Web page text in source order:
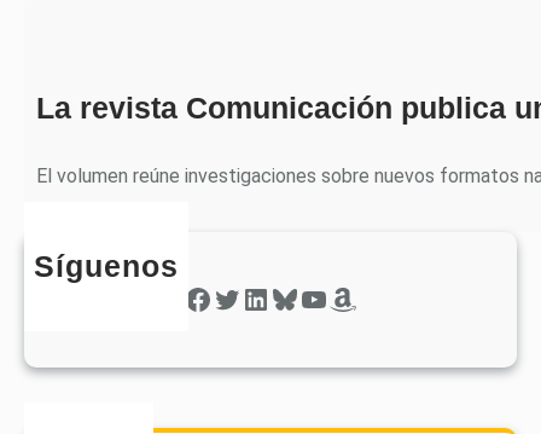
La revista Comunicación publica
El volumen reúne investigaciones sobre nuevos formatos
Síguenos
Facebook Twitter LinkedIn Bluesky YouTube Amazon